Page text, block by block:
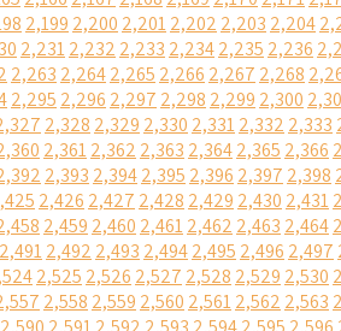
2,199 2,200 2,2012,202 2,203 2,204
2,2312,232 2,233 2,2342,235 2,236
2,263 2,2642,265 2,266 2,267 2,268
2,295 2,296 2,297 2,298 2,299 2,300
2,328 2,329 2,330 2,3312,332 2,333
2,3612,362 2,363 2,3642,365 2,366
2,393 2,3942,395 2,396 2,397 2,398
2,426 2,427 2,428 2,429 2,430 2,431
2,459 2,460 2,4612,462 2,463 2,464
2,4912,492 2,493 2,4942,495 2,496 2,497
2,525 2,526 2,527 2,528 2,529 2,530
2,558 2,559 2,560 2,5612,562 2,563